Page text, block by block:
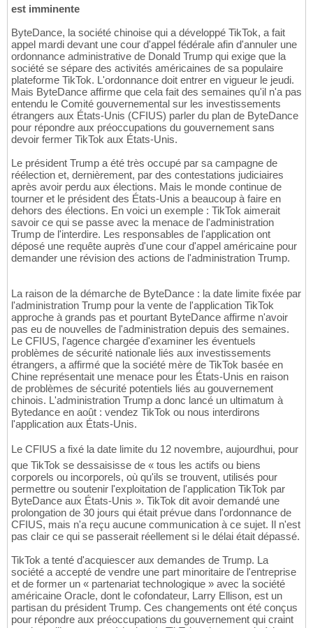
est imminente
ByteDance, la société chinoise qui a développé TikTok, a fait
appel mardi devant une cour d'appel fédérale afin d'annuler une
ordonnance administrative de Donald Trump qui exige que la
société se sépare des activités américaines de sa populaire
plateforme TikTok. L'ordonnance doit entrer en vigueur le jeudi.
Mais ByteDance affirme que cela fait des semaines qu'il n'a pas
entendu le Comité gouvernemental sur les investissements
étrangers aux États-Unis (CFIUS) parler du plan de ByteDance
pour répondre aux préoccupations du gouvernement sans
devoir fermer TikTok aux États-Unis.
Le président Trump a été très occupé par sa campagne de
réélection et, dernièrement, par des contestations judiciaires
après avoir perdu aux élections. Mais le monde continue de
tourner et le président des États-Unis a beaucoup à faire en
dehors des élections. En voici un exemple : TikTok aimerait
savoir ce qui se passe avec la menace de l'administration
Trump de l'interdire. Les responsables de l'application ont
déposé une requête auprès d'une cour d'appel américaine pour
demander une révision des actions de l'administration Trump.
La raison de la démarche de ByteDance : la date limite fixée par
l'administration Trump pour la vente de l'application TikTok
approche à grands pas et pourtant ByteDance affirme n'avoir
pas eu de nouvelles de l'administration depuis des semaines.
Le CFIUS, l'agence chargée d'examiner les éventuels
problèmes de sécurité nationale liés aux investissements
étrangers, a affirmé que la société mère de TikTok basée en
Chine représentait une menace pour les États-Unis en raison
de problèmes de sécurité potentiels liés au gouvernement
chinois. L'administration Trump a donc lancé un ultimatum à
Bytedance en août : vendez TikTok ou nous interdirons
l'application aux États-Unis.
Le CFIUS a fixé la date limite du 12 novembre, aujourdhui, pour
que TikTok se dessaisisse de « tous les actifs ou biens
corporels ou incorporels, où qu'ils se trouvent, utilisés pour
permettre ou soutenir l'exploitation de l'application TikTok par
ByteDance aux États-Unis ». TikTok dit avoir demandé une
prolongation de 30 jours qui était prévue dans l'ordonnance de
CFIUS, mais n'a reçu aucune communication à ce sujet. Il n'est
pas clair ce qui se passerait réellement si le délai était dépassé.
TikTok a tenté d'acquiescer aux demandes de Trump. La
société a accepté de vendre une part minoritaire de l'entreprise
et de former un « partenariat technologique » avec la société
américaine Oracle, dont le cofondateur, Larry Ellison, est un
partisan du président Trump. Ces changements ont été conçus
pour répondre aux préoccupations du gouvernement qui craint